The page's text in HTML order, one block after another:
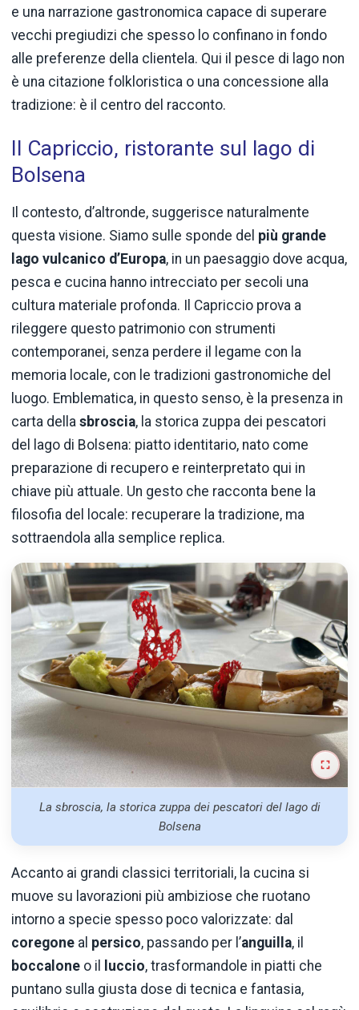
e una narrazione gastronomica capace di superare
vecchi pregiudizi che spesso lo confinano in fondo
alle preferenze della clientela. Qui il pesce di lago non
è una citazione folkloristica o una concessione alla
tradizione: è il centro del racconto.
Il Capriccio, ristorante sul lago di
Bolsena
Il contesto, d’altronde, suggerisce naturalmente
questa visione. Siamo sulle sponde del più grande
lago vulcanico d’Europa, in un paesaggio dove acqua,
pesca e cucina hanno intrecciato per secoli una
cultura materiale profonda. Il Capriccio prova a
rileggere questo patrimonio con strumenti
contemporanei, senza perdere il legame con la
memoria locale, con le tradizioni gastronomiche del
luogo. Emblematica, in questo senso, è la presenza in
carta della sbroscia, la storica zuppa dei pescatori
del lago di Bolsena: piatto identitario, nato come
preparazione di recupero e reinterpretato qui in
chiave più attuale. Un gesto che racconta bene la
filosofia del locale: recuperare la tradizione, ma
sottraendola alla semplice replica.
La sbroscia, la storica zuppa dei pescatori del lago di
Bolsena
Accanto ai grandi classici territoriali, la cucina si
muove su lavorazioni più ambiziose che ruotano
intorno a specie spesso poco valorizzate: dal
coregone al persico, passando per l’anguilla, il
boccalone o il luccio, trasformandole in piatti che
puntano sulla giusta dose di tecnica e fantasia,